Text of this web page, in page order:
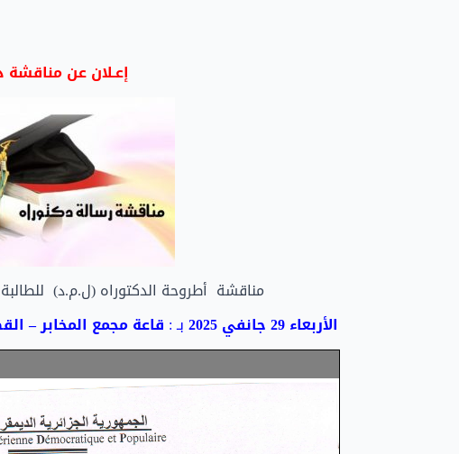
إعـلان عن مناقشة
مناقشة أطروحة الدكتوراه (ل.م.د)
الأربعاء 29 جانفي 2025
بـ : قاعة مجمع المخابر –